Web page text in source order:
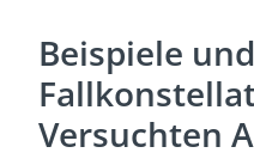
Beispiele und
Versuchten